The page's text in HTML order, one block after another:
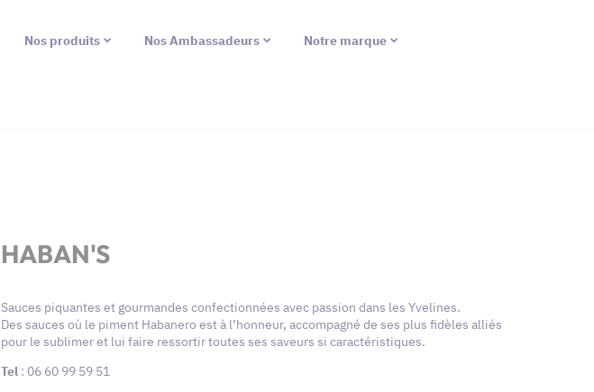
Nos produits Nos Ambassadeurs Notre marque
HABAN'S
Sauces piquantes et gourmandes confectionnées avec passion dans les Yvelines.
Des sauces où le piment Habanero est à l’honneur, accompagné de ses plus fidèles alliés
pour le sublimer et lui faire ressortir toutes ses saveurs si caractéristiques.
Tel : 06 60 99 59 51